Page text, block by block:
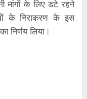
मांगों के लिए डटे रहने
के निराकरण के इस
निर्णय लिया।